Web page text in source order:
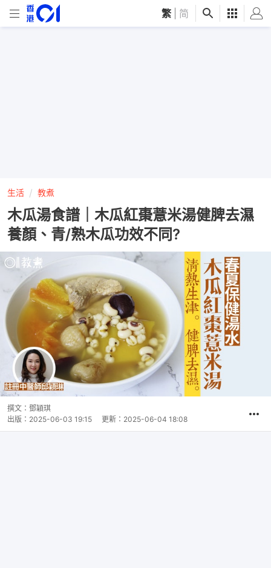
繁 简
生活 教煮
木瓜湯食譜｜木瓜紅棗薏米湯健脾去濕
養顏、青/熟木瓜功效不同?
撰文： 鄧穎琪
出版： 2025-06-03 19:15 更新： 2025-06-04 18:08